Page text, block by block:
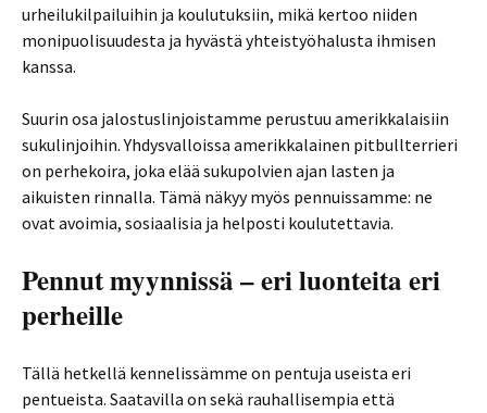
urheilukilpailuihin ja koulutuksiin, mikä kertoo niiden
monipuolisuudesta ja hyvästä yhteistyöhalusta ihmisen
kanssa.
Suurin osa jalostuslinjoistamme perustuu amerikkalaisiin
sukulinjoihin. Yhdysvalloissa amerikkalainen pitbullterrieri
on perhekoira, joka elää sukupolvien ajan lasten ja
aikuisten rinnalla. Tämä näkyy myös pennuissamme: ne
ovat avoimia, sosiaalisia ja helposti koulutettavia.
Pennut myynnissä – eri luonteita eri
perheille
Tällä hetkellä kennelissämme on pentuja useista eri
pentueista. Saatavilla on sekä rauhallisempia että